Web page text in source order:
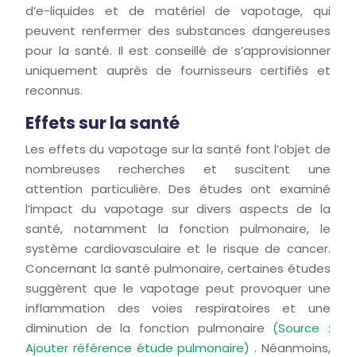
d’e-liquides et de matériel de vapotage, qui
peuvent renfermer des substances dangereuses
pour la santé. Il est conseillé de s’approvisionner
uniquement auprès de fournisseurs certifiés et
reconnus.
Effets sur la santé
Les effets du vapotage sur la santé font l’objet de
nombreuses recherches et suscitent une
attention particulière. Des études ont examiné
l’impact du vapotage sur divers aspects de la
santé, notamment la fonction pulmonaire, le
système cardiovasculaire et le risque de cancer.
Concernant la santé pulmonaire, certaines études
suggèrent que le vapotage peut provoquer une
inflammation des voies respiratoires et une
diminution de la fonction pulmonaire (Source :
Ajouter référence étude pulmonaire) . Néanmoins,